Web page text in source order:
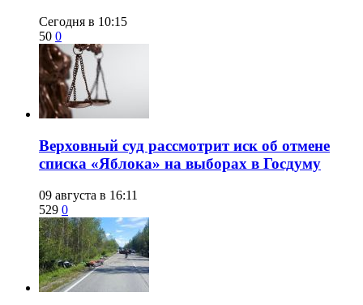
Сегодня в 10:15
50 0
​Верховный суд рассмотрит иск об отмене
списка «Яблока» на выборах в Госдуму
09 августа в 16:11
529 0